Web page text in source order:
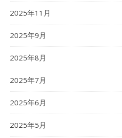
2025年11月
2025年9月
2025年8月
2025年7月
2025年6月
2025年5月